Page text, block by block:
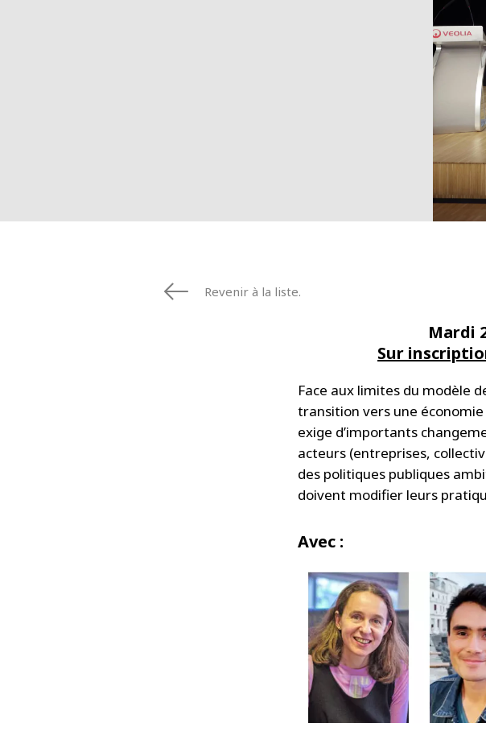
Revenir à la liste.
Mardi
Sur
Face aux limites du modèle
transition vers une
exige d’importants
acteurs (entreprises,
des politiques publiques
doivent modifier leurs
Avec :